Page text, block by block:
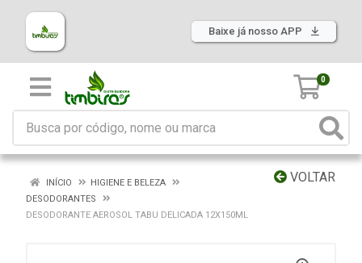
Baixe já nosso APP
0
VOLTAR
INÍCIO
HIGIENE E BELEZA
DESODORANTES
DESODORANTE AEROSOL TABU DELICADA 12X150ML